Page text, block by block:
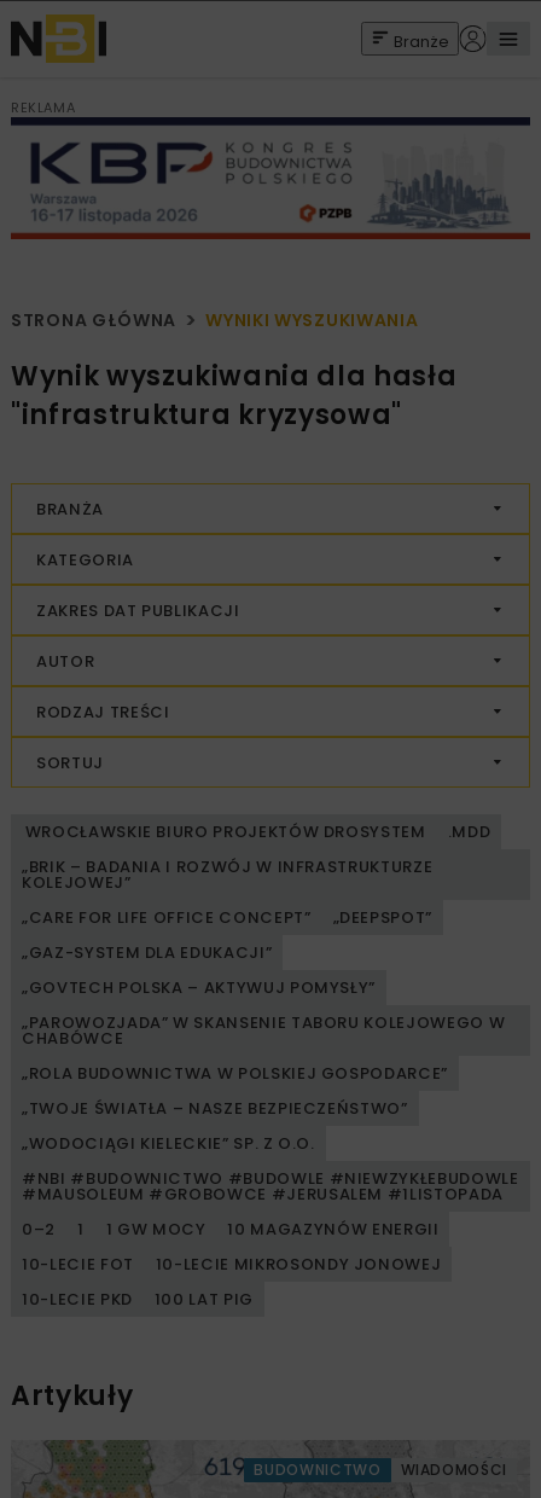
Branże
REKLAMA
STRONA GŁÓWNA WYNIKI WYSZUKIWANIA
Wynik wyszukiwania dla hasła
"infrastruktura kryzysowa"
BRANŻA
KATEGORIA
ZAKRES DAT PUBLIKACJI
AUTOR
RODZAJ TREŚCI
SORTUJ
WROCŁAWSKIE BIURO PROJEKTÓW DROSYSTEM
.MDD
„BRIK – BADANIA I ROZWÓJ W INFRASTRUKTURZE
KOLEJOWEJ”
„CARE FOR LIFE OFFICE CONCEPT”
„DEEPSPOT”
„GAZ-SYSTEM DLA EDUKACJI”
„GOVTECH POLSKA – AKTYWUJ POMYSŁY”
„PAROWOZJADA” W SKANSENIE TABORU KOLEJOWEGO W
CHABÓWCE
„ROLA BUDOWNICTWA W POLSKIEJ GOSPODARCE”
„TWOJE ŚWIATŁA – NASZE BEZPIECZEŃSTWO”
„WODOCIĄGI KIELECKIE” SP. Z O.O.
#NBI #BUDOWNICTWO #BUDOWLE #NIEWZYKŁEBUDOWLE
#MAUSOLEUM #GROBOWCE #JERUSALEM #1LISTOPADA
0–2
1 1 GW MOCY
10 MAGAZYNÓW ENERGII
10-LECIE FOT
10-LECIE MIKROSONDY JONOWEJ
10-LECIE PKD
100 LAT PIG
Artykuły
BUDOWNICTWO WIADOMOŚCI